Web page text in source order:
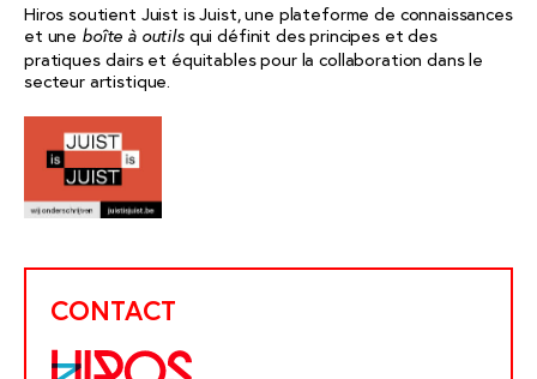
Hiros soutient Juist is Juist, une plateforme de connaissances
et une boîte à outilsqui définit des principes et des
pratiques clairs et équitables pour la collaboration dans le
secteur artistique.
CONTACT